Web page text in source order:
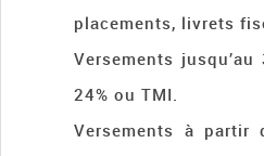
placements, livrets
Versements
24% ou TMI.
Versements à